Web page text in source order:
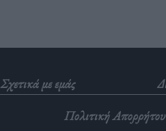
Σχετικά με εμάς
Πολιτική Απορρήτου